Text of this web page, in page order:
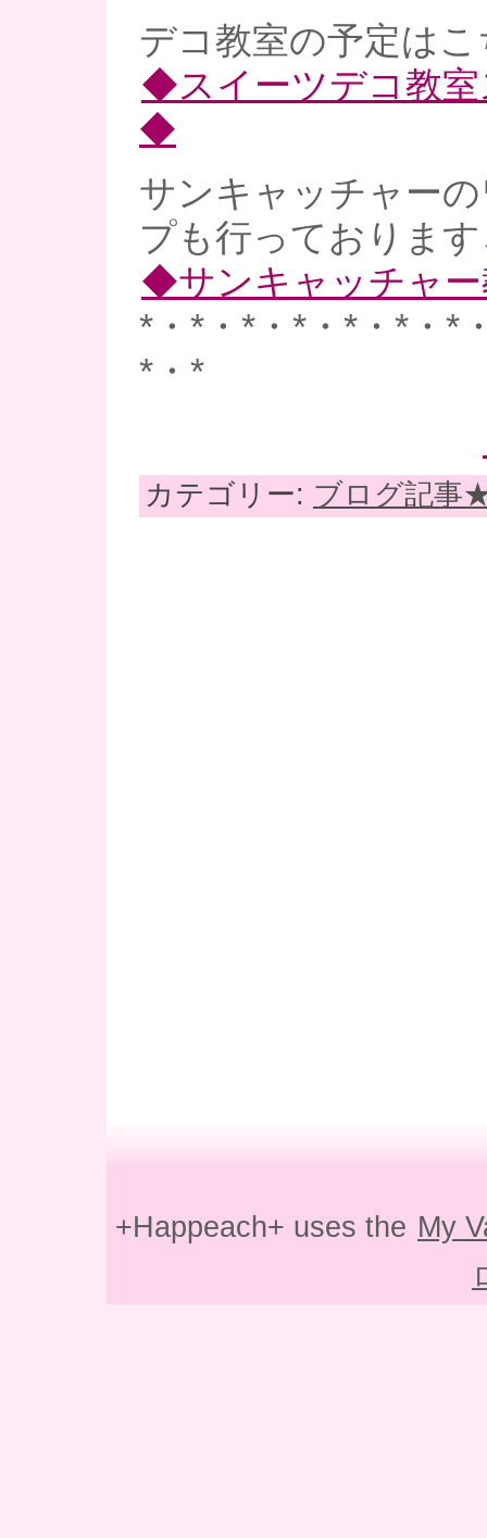
デコ教室の予定はこ
◆スイーツデコ教室
◆
サンキャッチャー
プも行っております
◆サンキャッチャ
*・*・*・*・*・*・*
*・*
カテゴリー: ブログ記事
+Happeach+ uses the My